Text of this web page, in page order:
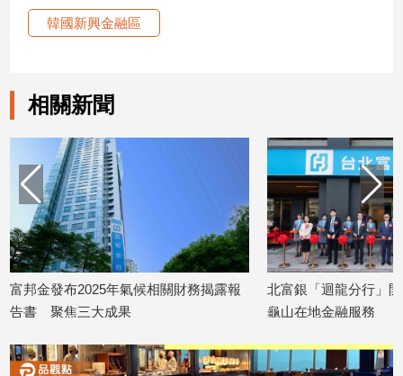
設
美
食
星
命
理
消
費
健
康/
親
感
情
韓國新興金融區
相關新聞
邦金發布2025年氣候相關財務揭露報
書 聚焦三大成果
北富銀「迴龍分行」開
龜山在地金融服務